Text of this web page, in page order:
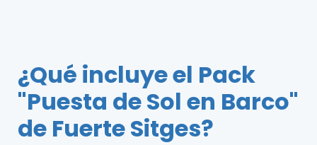
¿Qué incluye el Pack
"Puesta de Sol en Barco"
de Fuerte Sitges?